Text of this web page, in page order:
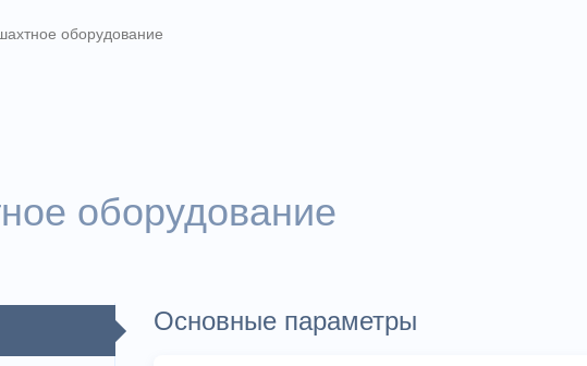
оборудование
оборудование
Основные параметры